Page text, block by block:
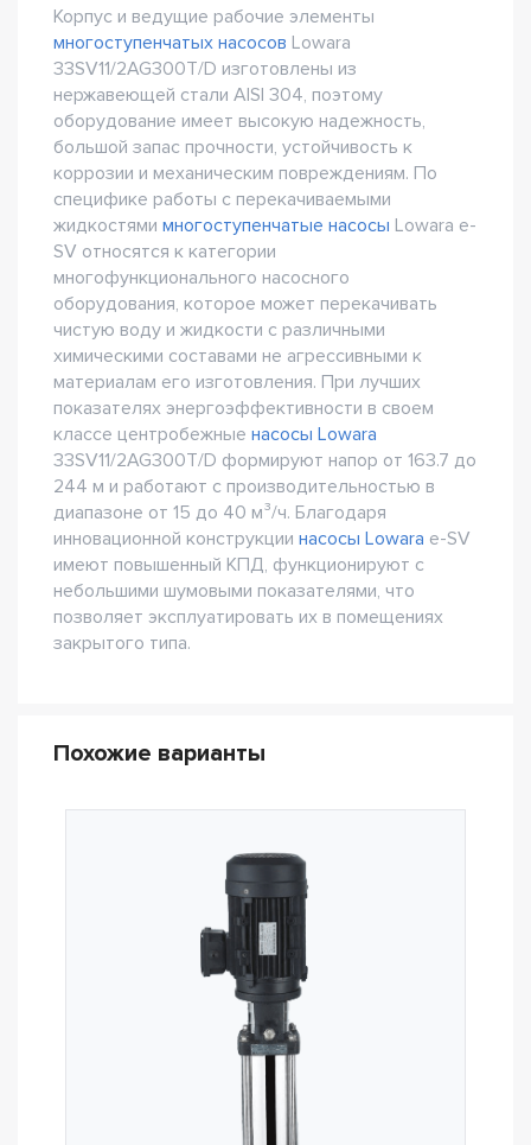
Корпус и ведущие рабочие элементы
многоступенчатых насосов Lowara
33SV11/2AG300T/D изготовлены из
нержавеющей стали AISI 304, поэтому
оборудование имеет высокую надежность,
большой запас прочности, устойчивость к
коррозии и механическим повреждениям. По
специфике работы с перекачиваемыми
жидкостями многоступенчатые насосы Lowara e-
SV относятся к категории
многофункционального насосного
оборудования, которое может перекачивать
чистую воду и жидкости с различными
химическими составами не агрессивными к
материалам его изготовления. При лучших
показателях энергоэффективности в своем
классе центробежные насосы Lowara
33SV11/2AG300T/D формируют напор от 163.7 до
244 м и работают с производительностью в
диапазоне от 15 до 40 м³/ч. Благодаря
инновационной конструкции насосы Lowara e-SV
имеют повышенный КПД, функционируют с
небольшими шумовыми показателями, что
позволяет эксплуатировать их в помещениях
закрытого типа.
Похожие варианты